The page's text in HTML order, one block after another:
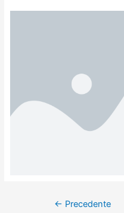
← Precedente